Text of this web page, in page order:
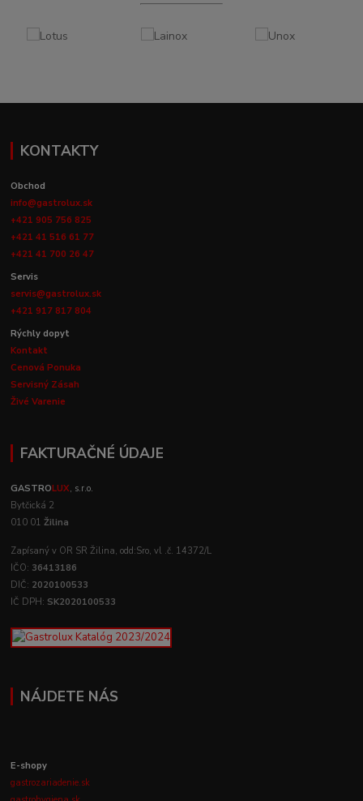
KONTAKTY
Obchod
info@gastrolux.sk
+421 905 756 825
+421 41 516 61 77
+421 41 700 26 47
Servis
servis@gastrolux.sk
+421 917 817 804
Rýchly dopyt
Kontakt
Cenová Ponuka
Servisný Zásah
Živé Varenie
FAKTURAČNÉ ÚDAJE
GASTROLUX, s.r.o.
Bytčická 2
010 01Žilina
Zapísaný v OR SR Žilina, odd:Sro, vl .č. 14372/L
IČO: 36413186
DIČ: 2020100533
IČ DPH: SK2020100533
NÁJDETE NÁS
E-shopy
gastrozariadenie.sk